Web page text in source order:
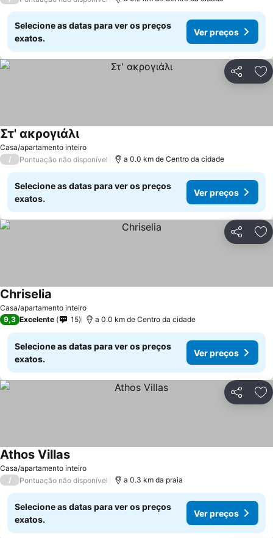
Selecione as datas para ver os preços
exatos.
Ver preços
Partilhar
Casa/apartamento inteiro
Στ' ακρογιάλι
/ Pontuação não disponível a 0.0 km de Centro da cidade
Selecione as datas para ver os preços
exatos.
Ver preços
Partilhar
Casa/apartamento inteiro
Chriselia
9,3 Excelente 15 a 0.0 km de Centro da cidade
Selecione as datas para ver os preços
exatos.
Ver preços
Partilhar
Casa/apartamento inteiro
Athos Villas
/ Pontuação não disponível a 0.3 km da praia
Selecione as datas para ver os preços
exatos.
Ver preços